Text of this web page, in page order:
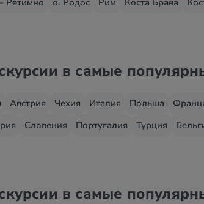
Ретимно
о. Родос Рим Коста Брава
в самые
Австрия Чехия Италия Польша
Словения Португалия Турция
в самые